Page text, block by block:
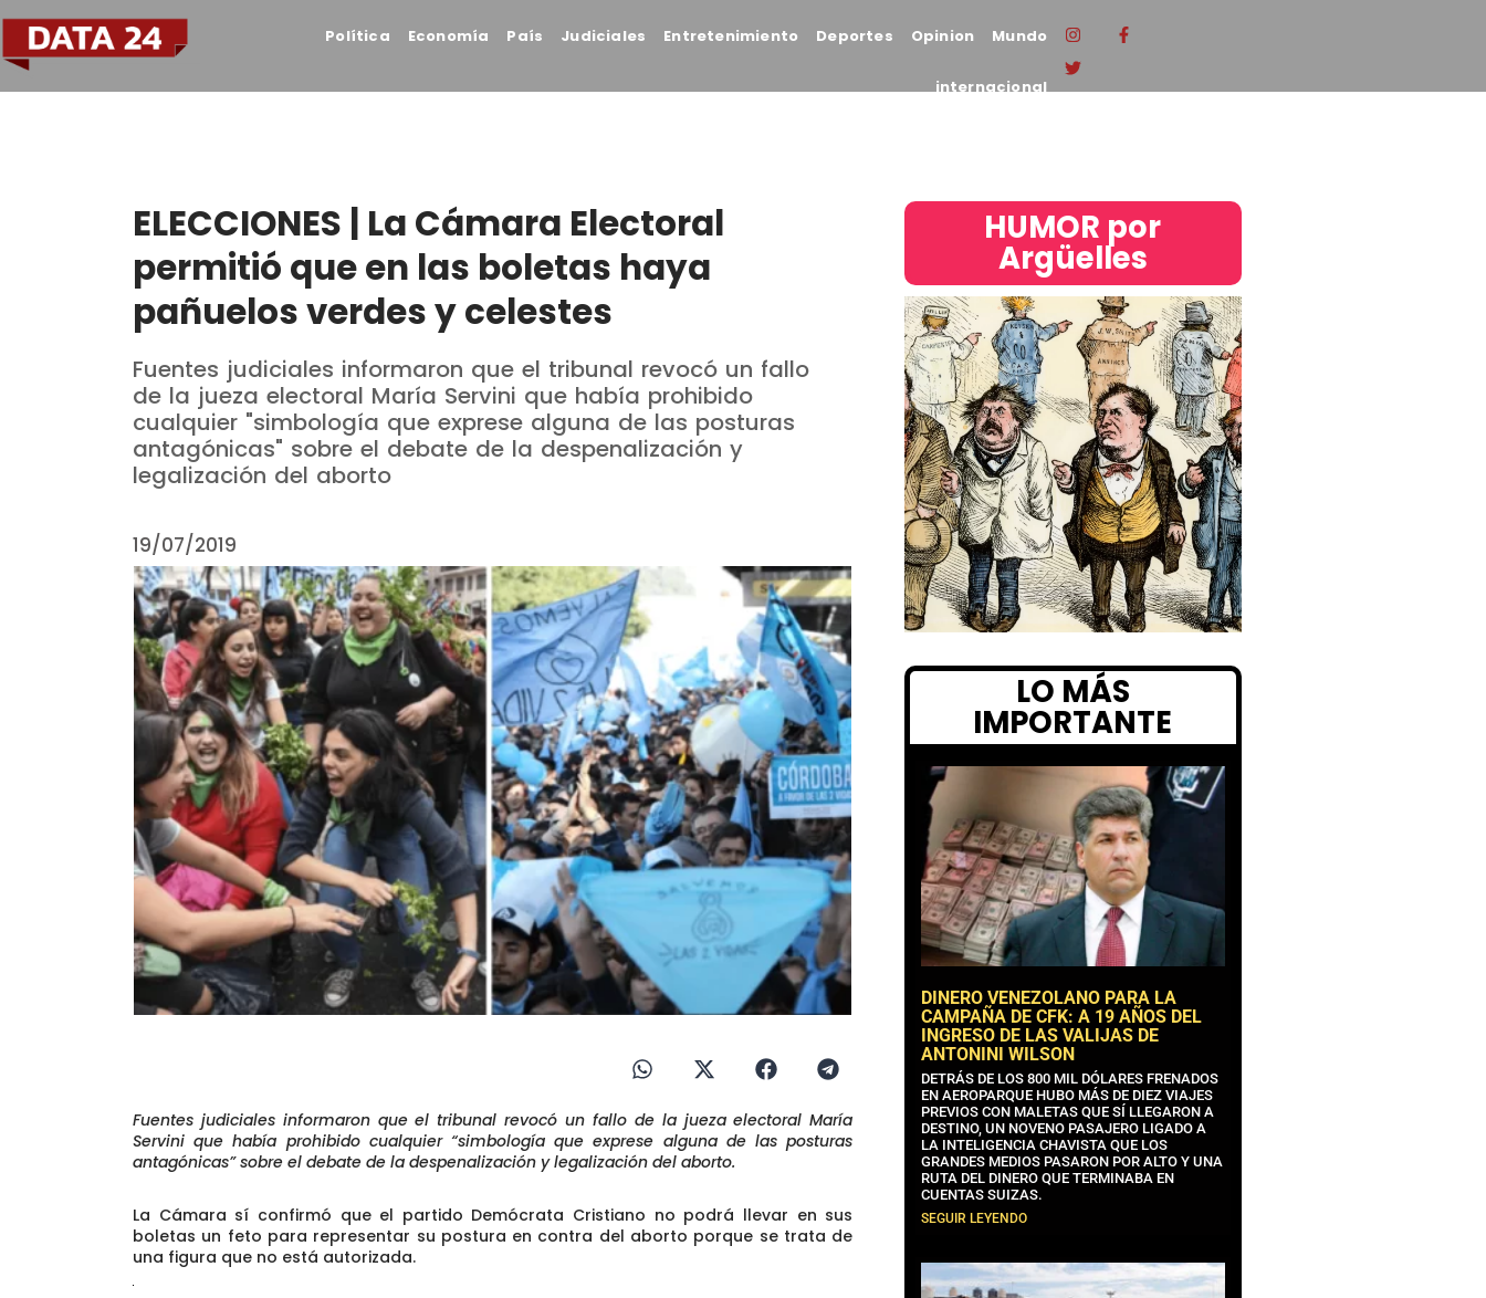
Política Economía País Judiciales Entretenimiento Deportes Opinion Mundo
internacional
ELECCIONES | La Cámara Electoral
permitió que en las boletas haya
pañuelos verdes y celestes
Fuentes judiciales informaron que el tribunal revocó un fallo
de la jueza electoral María Servini que había prohibido
cualquier "simbología que exprese alguna de las posturas
antagónicas" sobre el debate de la despenalización y
legalización del aborto
19/07/2019
Fuentes judiciales informaron que el tribunal revocó un fallo de la jueza electoral María
Servini que había prohibido cualquier “simbología que exprese alguna de las posturas
antagónicas” sobre el debate de la despenalización y legalización del aborto.
La Cámara sí confirmó que el partido Demócrata Cristiano no podrá llevar en sus
boletas un feto para representar su postura en contra del aborto porque se trata de
una figura que no está autorizada.
HUMOR por
Argüelles​
LO MÁS
IMPORTANTE
DINERO VENEZOLANO PARA LA
CAMPAÑA DE CFK: A 19 AÑOS DEL
INGRESO DE LAS VALIJAS DE
ANTONINI WILSON
DETRÁS DE LOS 800 MIL DÓLARES FRENADOS
EN AEROPARQUE HUBO MÁS DE DIEZ VIAJES
PREVIOS CON MALETAS QUE SÍ LLEGARON A
DESTINO, UN NOVENO PASAJERO LIGADO A
LA INTELIGENCIA CHAVISTA QUE LOS
GRANDES MEDIOS PASARON POR ALTO Y UNA
RUTA DEL DINERO QUE TERMINABA EN
CUENTAS SUIZAS.
SEGUIR LEYENDO